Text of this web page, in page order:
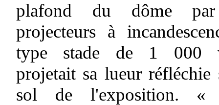
plafond du dôme
projecteurs à
type stade de 1 000
projetait sa lueur réfléchie
sol de l'exposition. «